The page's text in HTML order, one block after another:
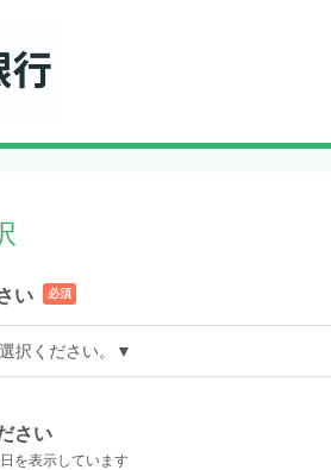
い 必須
択ください。▼
さい
を表示しています